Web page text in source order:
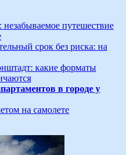
путешествие
срок без риска: на
какие форматы
в городе у
на самолете